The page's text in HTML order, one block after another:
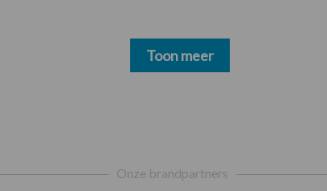
Toon meer
Onze brandpartners